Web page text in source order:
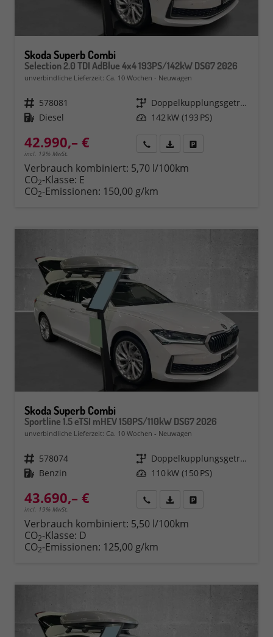
Skoda Superb Combi
Selection 2.0 TDI AdBlue 4x4 193PS/142kW DSG7 2026
unverbindliche Lieferzeit: Ca. 10 Wochen Neuwagen
Fahrzeugnr. 578081 Getriebe
Doppelkupplungsgetriebe (DSG)
Kraftstoff Diesel Leistung 142 kW (193 PS)
42.990,– €
incl. 19% MwSt.
Rückruf PDF-Datei, Fahrzeugexposé
Verbrauch kombiniert: 5,70 l/100km
CO2-Klasse: E
CO2-Emissionen: 150,00 g/km
Skoda Superb Combi
Sportline 1.5 eTSI mHEV 150PS/110kW DSG7 2026
unverbindliche Lieferzeit: Ca. 10 Wochen Neuwagen
Fahrzeugnr. 578074 Getriebe
Doppelkupplungsgetriebe (DSG)
Kraftstoff Benzin Leistung 110 kW (150 PS)
43.690,– €
incl. 19% MwSt.
Rückruf PDF-Datei, Fahrzeugexposé
Verbrauch kombiniert: 5,50 l/100km
CO2-Klasse: D
CO2-Emissionen: 125,00 g/km